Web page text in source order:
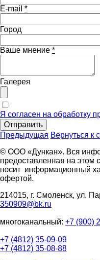
E-mail *
Город
Ваше мнение *
Галерея
Я согласен на обработку
Отправить
Предыдущая Вернуться к
© ООО «Дункан». Вся
предоставленная на этом
носит информационный
офертой.
214015, г. Смоленск, ул.
350909@bk.ru
многоканальный: +7 (900)
+7 (4812) 35-09-09
+7 (4812) 35-08-88